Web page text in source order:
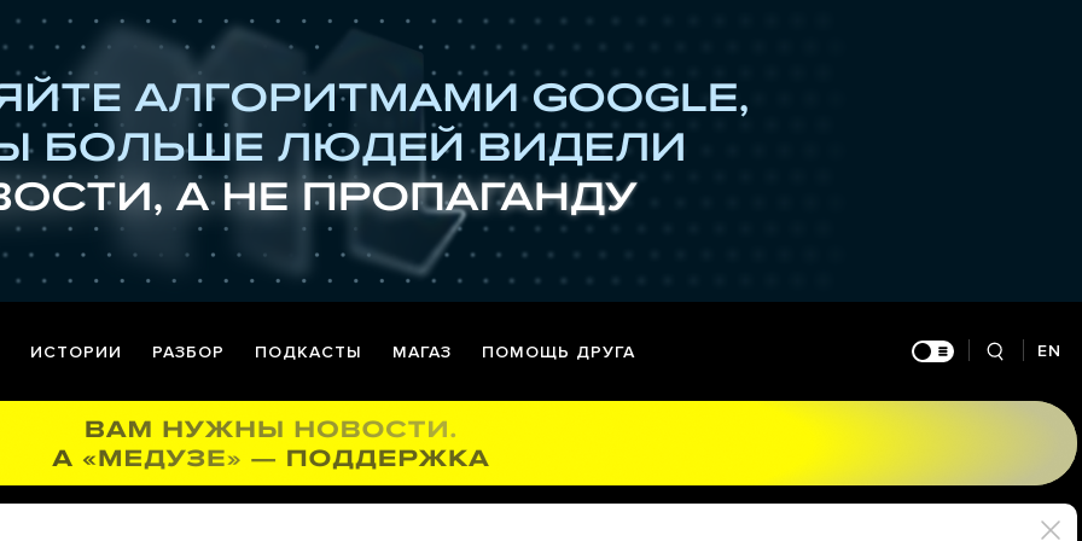
ИСТОРИИ РАЗБОР ПОДКАСТЫ МАГАЗ ПОМОЩЬ ДРУГА EN